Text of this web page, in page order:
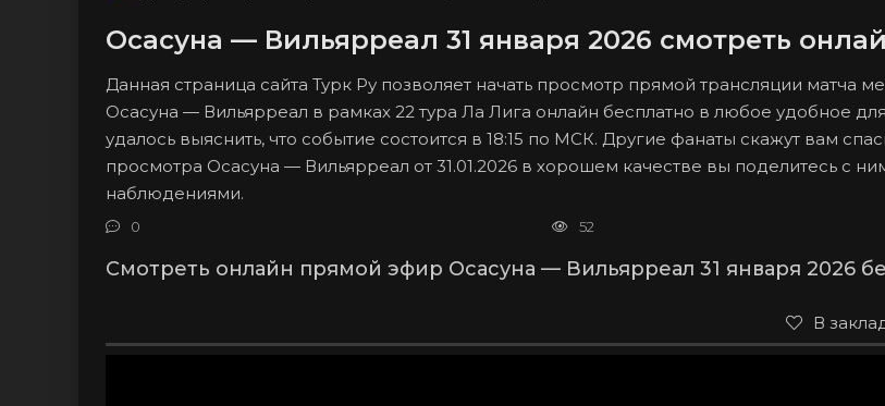
Осасуна — Вильярреал 31 января 2026 смотреть
Данная страница сайта Турк Ру позволяет начать просмотр прямой трансляции матча
Осасуна — Вильярреал в рамках 22 тура Ла Лига онлайн бесплатно в любое удобное
удалось выяснить, что событие состоится в 18:15 по МСК. Другие фанаты скажут вам
просмотра Осасуна — Вильярреал от 31.01.2026 в хорошем качестве вы поделитесь с
наблюдениями.
52
0
Смотреть онлайн прямой эфир Осасуна — Вильярреал 31 января 2026
В